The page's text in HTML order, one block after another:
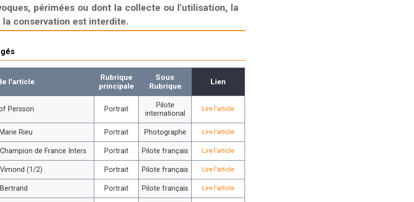
périmées ou dont la collecte ou l'utilisation, la
conservation est interdite.
l'article
Rubrique
principale
Sous
Rubrique
Lien
Persson Portrait
Pilote
international
Lire l'article
Rieu Portrait Photographe Lire l'article
de France Inters Portrait Pilote français Lire l'article
(1/2) Portrait Pilote français Lire l'article
Portrait Pilote français Lire l'article